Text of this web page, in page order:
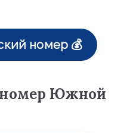
номер 💰
Южной